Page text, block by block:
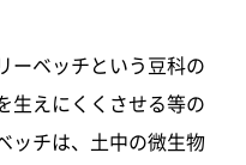
ーベッチという豆科の
生えにくくさせる等の
ッチは、土中の微生物